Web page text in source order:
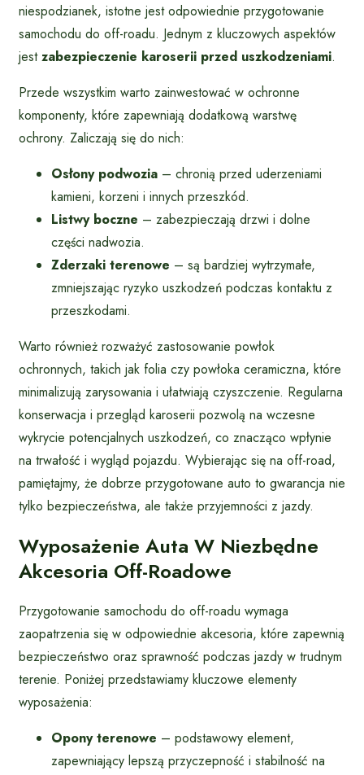
niespodzianek, istotne jest odpowiednie przygotowanie
samochodu do off-roadu. Jednym z kluczowych aspektów
jestzabezpieczenie karoserii przed uszkodzeniami.
Przede wszystkim warto zainwestować w ochronne
komponenty, które zapewniają dodatkową warstwę
ochrony. Zaliczają się do nich:
Osłony podwozia – chronią przed uderzeniami
kamieni, korzeni i innych przeszkód.
Listwy boczne – zabezpieczają drzwi i dolne
części nadwozia.
Zderzaki terenowe – są bardziej wytrzymałe,
zmniejszając ryzyko uszkodzeń podczas kontaktu z
przeszkodami.
Warto również rozważyć zastosowanie powłok
ochronnych, takich jak folia czy powłoka ceramiczna, które
minimalizują zarysowania i ułatwiają czyszczenie. Regularna
konserwacja i przegląd karoserii pozwolą na wczesne
wykrycie potencjalnych uszkodzeń, co znacząco wpłynie
na trwałość i wygląd pojazdu. Wybierając się na off-road,
pamiętajmy, że dobrze przygotowane auto to gwarancja nie
tylko bezpieczeństwa, ale także przyjemności z jazdy.
Wyposażenie Auta W Niezbędne
Akcesoria Off-Roadowe
Przygotowanie samochodu do off-roadu wymaga
zaopatrzenia się w odpowiednie akcesoria, które zapewnią
bezpieczeństwo oraz sprawność podczas jazdy w trudnym
terenie. Poniżej przedstawiamy kluczowe elementy
wyposażenia:
Opony terenowe – podstawowy element,
zapewniający lepszą przyczepność i stabilność na